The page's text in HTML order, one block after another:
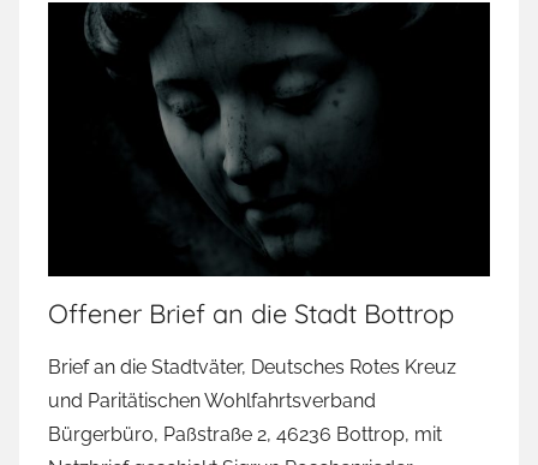
Offener Brief an die Stadt Bottrop
Brief an die Stadtväter, Deutsches Rotes Kreuz
und Paritätischen Wohlfahrtsverband
Bürgerbüro, Paßstraße 2, 46236 Bottrop, mit